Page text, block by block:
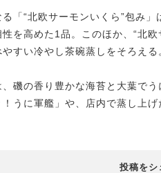
「“北欧サーモンいくら”包み」
を高めた1品。このほか、“北
すい冷やし茶碗蒸しをそろえる
磯の香り豊かな海苔と大葉で
うに軍艦」や、店内で蒸し上
投稿をシ